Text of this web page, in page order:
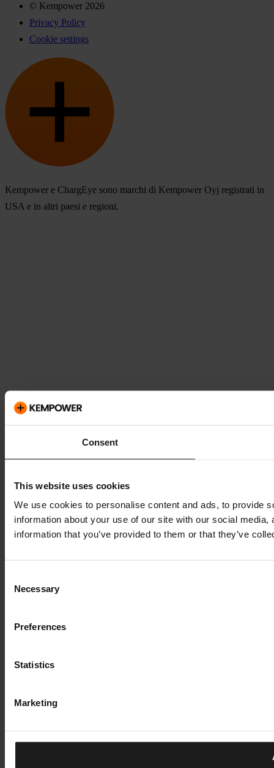
Consent
This website uses cookies
We use cookies to personalise content and ads, to provide
information about your use of our site with our social
information that you’ve provided to them or that they’ve
Selection
Necessary
Preferences
Statistics
Marketing
© Kempower 2026
Privacy Policy
Cookie settings
Kempower e ChargEye sono marchi di Kempower Oyj registrati in
USA e in altri paesi e regioni.